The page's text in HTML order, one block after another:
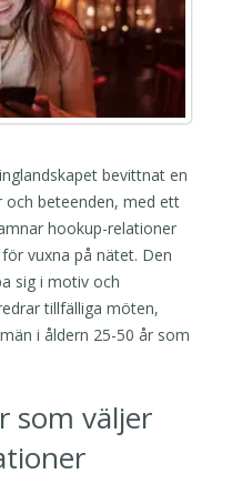
bevittnat en
beteenden, med ett
hookup-relationer
vuxna på nätet. Den
sig i motiv och
tillfälliga möten,
i åldern 25-50 år som
som väljer